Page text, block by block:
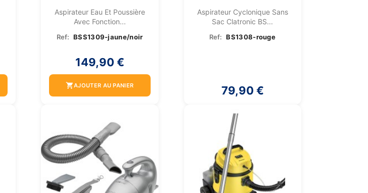
Aspirateur Eau Et Poussière
Avec Fonction...
Ref: BSS1309-jaune/noir
149,90 €
shopping_cartAJOUTER AU PANIER
Aspirateur Cyclonique Sans
Sac Clatronic BS...
Ref: BS1308-rouge
79,90 €